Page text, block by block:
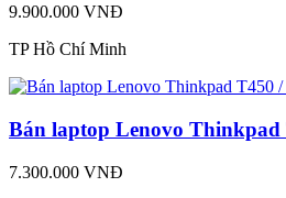
9.900.000 VNĐ
TP Hồ Chí Minh
Bán laptop Lenovo Thinkpad
7.300.000 VNĐ